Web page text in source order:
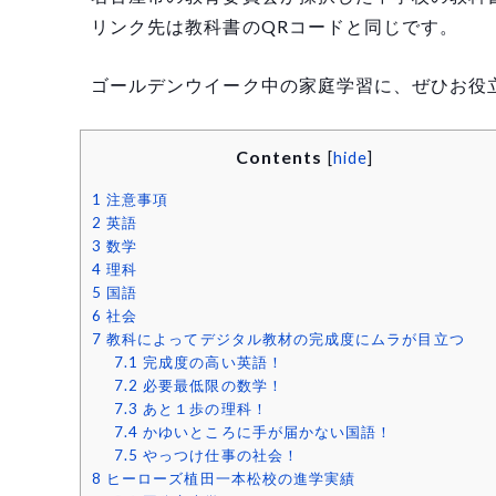
リンク先は教科書のQRコードと同じです。
ゴールデンウイーク中の家庭学習に、ぜひお役
Contents [hide]
1 注意事項
2 英語
3 数学
4 理科
5 国語
6 社会
7 教科によってデジタル教材の完成度にムラが目立つ
7.1 完成度の高い英語！
7.2 必要最低限の数学！
7.3 あと１歩の理科！
7.4 かゆいところに手が届かない国語！
7.5 やっつけ仕事の社会！
8 ヒーローズ植田一本松校の進学実績